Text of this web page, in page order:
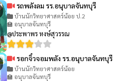
รถพลังลม รร.อนุบาลจันทบุรี
บ้านนักวิทยาศาสตร์น้อย ป.2
🏫 อนุบาลจันทบุรี
@ประพาพร หงษ์สุวรรณ
รอกจิ๋วจอมพลัง รร.อนุบาลจันทบุรี
บ้านนักวิทยาศาสตร์น้อย
🏫 อนุบาลจันทบุรี